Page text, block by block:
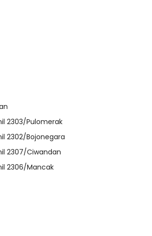
2303/Pulomerak
2302/Bojonegara
2307/Ciwandan
2306/Mancak